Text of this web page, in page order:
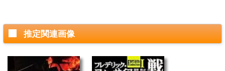
推定関連画像